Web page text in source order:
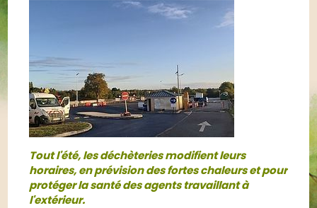
Tout l'été, les déchèteries modifientleurs
horaires, en prévision des fortes chaleurs et pour
protéger la santé des agents travaillant à
l'extérieur.